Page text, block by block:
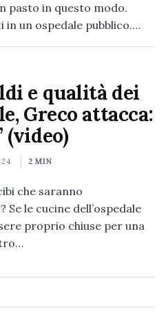
pasto in questo modo.
in un ospedale pubblico.…
e qualità dei
Greco attacca:
(video)
2 MIN
che saranno
le cucine dell’ospedale
proprio chiuse per una